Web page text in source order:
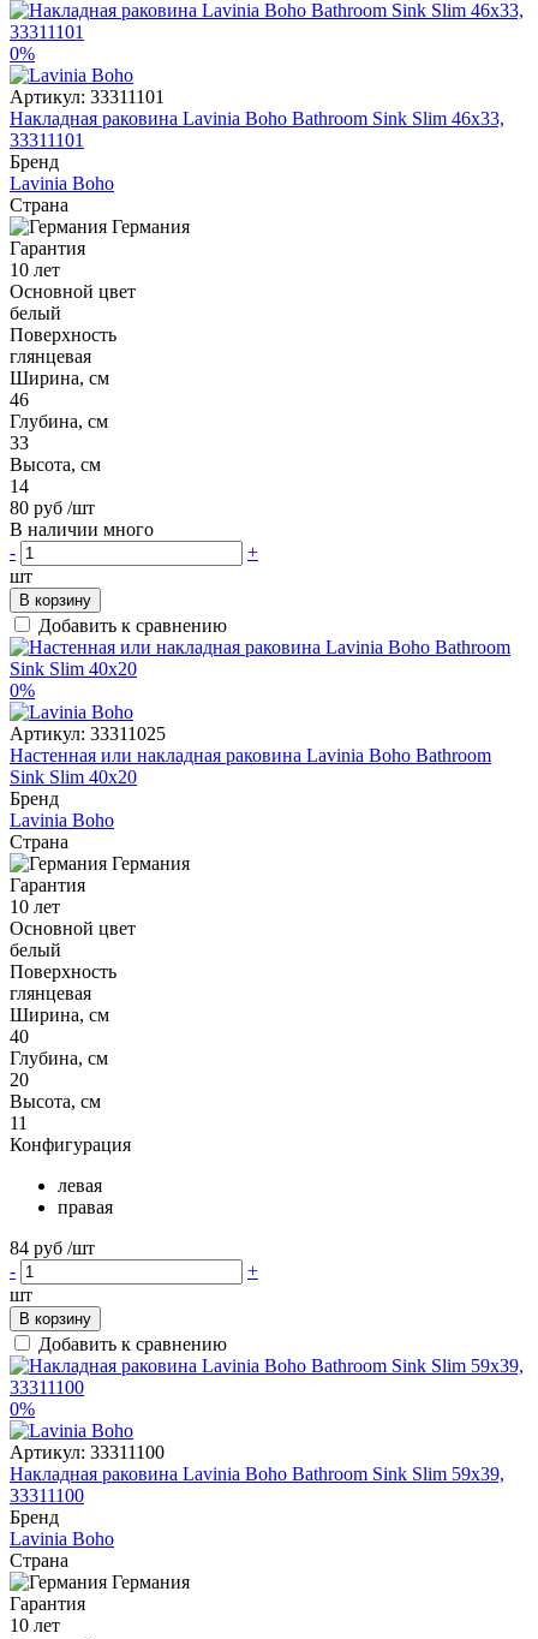
0%
Артикул: 33311101
Накладная раковина Lavinia Boho Bathroom Sink Slim 46x33,
33311101
Бренд
Lavinia Boho
Страна
Германия
Гарантия
10 лет
Основной цвет
белый
Поверхность
глянцевая
Ширина, см
46
Глубина, см
33
Высота, см
14
80 руб /шт
В наличии много
-
+
шт
В корзину
Добавить к сравнению
0%
Артикул: 33311025
Настенная или накладная раковина Lavinia Boho Bathroom
Sink Slim 40x20
Бренд
Lavinia Boho
Страна
Германия
Гарантия
10 лет
Основной цвет
белый
Поверхность
глянцевая
Ширина, см
40
Глубина, см
20
Высота, см
11
Конфигурация
левая
правая
84 руб /шт
-
+
шт
В корзину
Добавить к сравнению
0%
Артикул: 33311100
Накладная раковина Lavinia Boho Bathroom Sink Slim 59x39,
33311100
Бренд
Lavinia Boho
Страна
Германия
Гарантия
10 лет